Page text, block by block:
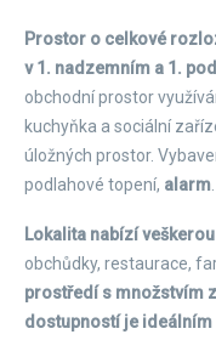
Prostor o celkové
v 1. nadzemním a 1.
obchodní prostor
kuchyňka a sociální
úložných prostor.
podlahové topení, alarm
Lokalita nabízí
obchůdky, restaurace,
prostředí s množstvím
dostupností je